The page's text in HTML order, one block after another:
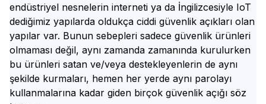
endüstriyel nesnelerin interneti ya da İngilizcesiyle IoT
dediğimiz yapılarda oldukça ciddi güvenlik açıkları olan
yapılar var. Bunun sebepleri sadece güvenlik ürünleri
olmaması değil, aynı zamanda zamanında kurulurken
bu ürünleri satan ve/veya destekleyenlerin de aynı
şekilde kurmaları, hemen her yerde aynı parolayı
kullanmalarına kadar giden birçok güvenlik açığı söz